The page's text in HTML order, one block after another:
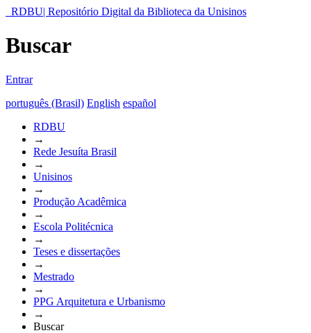
RDBU| Repositório Digital da Biblioteca da Unisinos
Buscar
Entrar
português (Brasil) English español
RDBU
→
Rede Jesuíta Brasil
→
Unisinos
→
Produção Acadêmica
→
Escola Politécnica
→
Teses e dissertações
→
Mestrado
→
PPG Arquitetura e Urbanismo
→
Buscar